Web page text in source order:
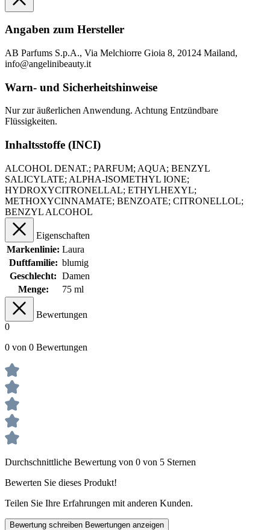
Angaben zum Hersteller
AB Parfums S.p.A., Via Melchiorre Gioia 8, 20124 Mailand,
info@angelinibeauty.it
Warn- und Sicherheitshinweise
Nur zur äußerlichen Anwendung. Achtung Entzündbare
Flüssigkeiten.
Inhaltsstoffe (INCI)
ALCOHOL DENAT.; PARFUM; AQUA; BENZYL
SALICYLATE; ALPHA-ISOMETHYL IONE;
HYDROXYCITRONELLAL; ETHYLHEXYL;
METHOXYCINNAMATE; BENZOATE; CITRONELLOL;
BENZYL ALCOHOL
Eigenschaften
Markenlinie: Laura
Duftfamilie: blumig
Geschlecht: Damen
Menge:
75 ml
Bewertungen
0
0 von 0 Bewertungen
Durchschnittliche Bewertung von 0 von 5 Sternen
Bewerten Sie dieses Produkt!
Teilen Sie Ihre Erfahrungen mit anderen Kunden.
Bewertung schreiben Bewertungen anzeigen